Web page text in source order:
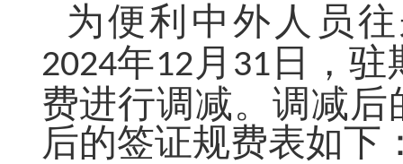
为便利中外人员
2024年12 月 31 日，
费进行调减。调减
后的签证规费表如下